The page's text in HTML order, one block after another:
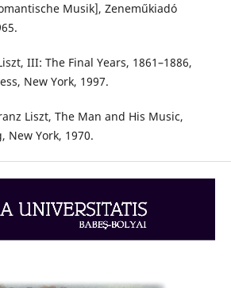
Musik], Zeneműkiadó
III: The Final Years, 1861–1886,
New York, 1997.
Liszt, The Man and His Music,
New York, 1970.